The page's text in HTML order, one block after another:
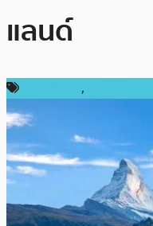
แลนด์
,